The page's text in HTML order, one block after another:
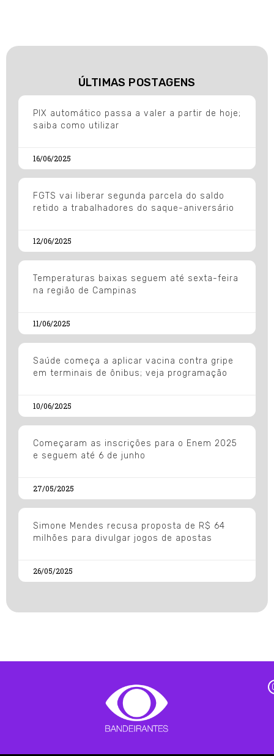
ÚLTIMAS POSTAGENS
PIX automático passa a valer a partir de hoje;
saiba como utilizar
16/06/2025
FGTS vai liberar segunda parcela do saldo
retido a trabalhadores do saque-aniversário
12/06/2025
Temperaturas baixas seguem até sexta-feira
na região de Campinas
11/06/2025
Saúde começa a aplicar vacina contra gripe
em terminais de ônibus; veja programação
10/06/2025
Começaram as inscrições para o Enem 2025
e seguem até 6 de junho
27/05/2025
Simone Mendes recusa proposta de R$ 64
milhões para divulgar jogos de apostas
26/05/2025